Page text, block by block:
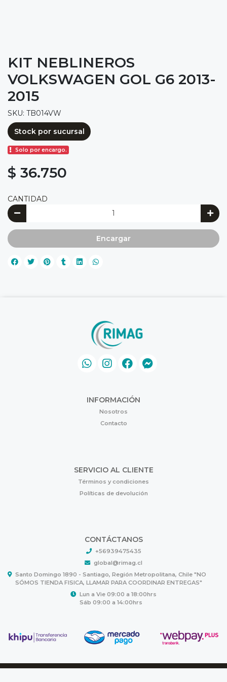
KIT NEBLINEROS
VOLKSWAGEN GOL G6 2013-
2015
SKU: TB014VW
Stock por sucursal
Solo por encargo.
$ 36.750
CANTIDAD
Encargar
INFORMACIÓN
Nosotros
Contacto
SERVICIO AL CLIENTE
Términos y condiciones
Políticas de devolución
CONTÁCTANOS
+56939475435
global@rimag.cl
Santo Domingo 1890 - Santiago, Región Metropolitana, Chile "NO
SÓMOS TIENDA FISICA, LLAMAR PARA COORDINAR ENTREGAS"
Lun a Vie 09:00 a 18:00hrs
Sáb 09:00 a 14:00hrs